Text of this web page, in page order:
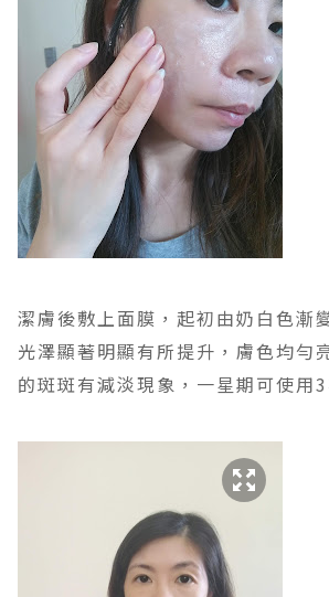
潔膚後敷上面膜，起初由奶白色漸
光澤顯著明顯有所提升，膚色均勻
的斑斑有減淡現象，一星期可使用